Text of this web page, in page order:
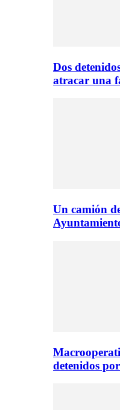
Dos
atracar una
Un camión
detenidos